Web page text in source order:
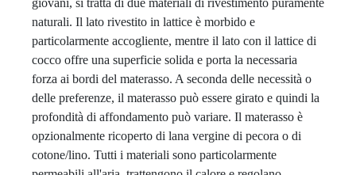
giovani, si tratta di due materiali di rivestimento puramente
naturali. Il lato rivestito in lattice è morbido e
particolarmente accogliente, mentre il lato con il lattice di
cocco offre una superficie solida e porta la necessaria
forza ai bordi del materasso. A seconda delle necessità o
delle preferenze, il materasso può essere girato e quindi la
profondità di affondamento può variare. Il materasso è
opzionalmente ricoperto di lana vergine di pecora o di
cotone/lino. Tutti i materiali sono particolarmente